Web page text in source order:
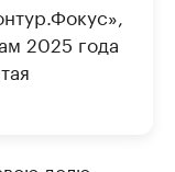
2025 года